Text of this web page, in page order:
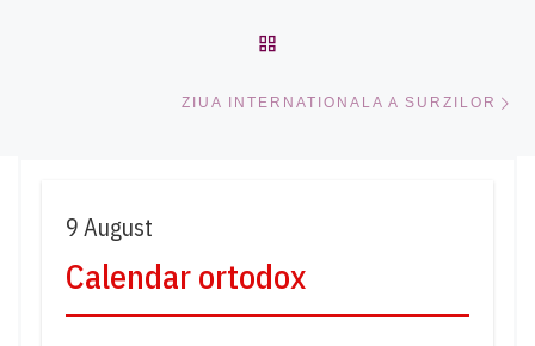
ZIUA INTERNATIONALA A SURZILOR
9 August
Calendar ortodox